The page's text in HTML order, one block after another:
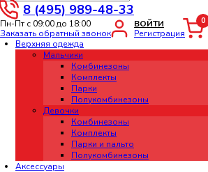
8 (495) 989-48-33
Пн-Пт с 09:00 до 18:00
Заказать обратный звонок
ВОЙТИ
Регистрация
0
Верхняя одежда
Мальчики
Комбинезоны
Комплекты
Парки
Полукомбинезоны
Девочки
Комбинезоны
Комплекты
Парки и пальто
Полукомбинезоны
Аксессуары